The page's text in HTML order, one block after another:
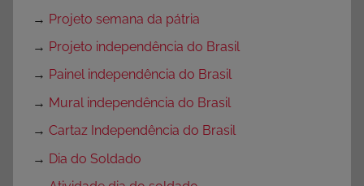
→ Projeto semana da pátria
→ Projeto independência do Brasil
→ Painel independência do Brasil
→ Mural independência do Brasil
→ Cartaz Independência do Brasil
→ Dia do Soldado